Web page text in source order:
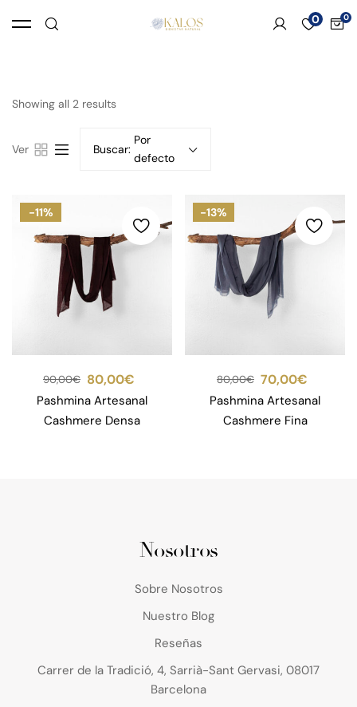
0
Showing all 2 results
Ver Buscar:
Por
defecto
-11%
90,00€ 80,00€
Pashmina Artesanal
Cashmere Densa
-13%
80,00€ 70,00€
Pashmina Artesanal
Cashmere Fina
Nosotros
Sobre Nosotros
Nuestro Blog
Reseñas
Carrer de la Tradició, 4, Sarrià-Sant Gervasi, 08017
Barcelona